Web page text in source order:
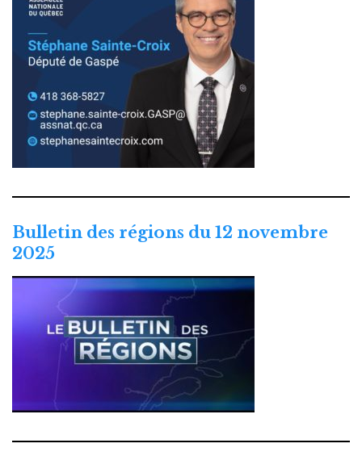
Bulletin des régions du 12 novembre
2025